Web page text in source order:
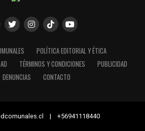
POLÍTICA EDITORIAL Y ÉTICA
TÉRMINOS Y CONDICIONES
PUBLICIDAD
DENUNCIAS
CONTACTO
| +56941118440